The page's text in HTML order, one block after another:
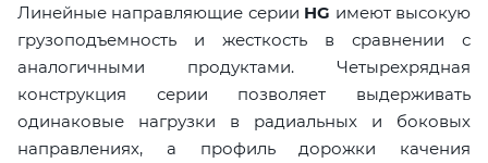
Линейные направляющие серии HG имеют высокую
грузоподъемность и жесткость в сравнении с
аналогичными продуктами. Четырехрядная
конструкция серии позволяет выдерживать
одинаковые нагрузки в радиальных и боковых
направлениях, а профиль дорожки качения